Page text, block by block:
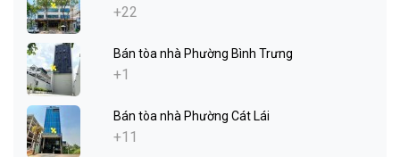
+22
Bán tòa nhà Phường Bình Trưng
+1
Bán tòa nhà Phường Cát Lái
+11